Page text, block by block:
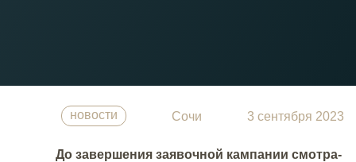
новости Сочи 3 сентября 2023
До завершения заявочной кампании смотра-